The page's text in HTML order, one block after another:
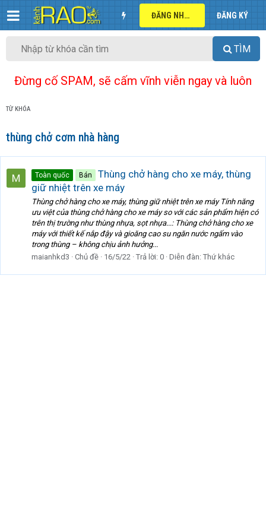
ĐĂNG NHẬP ĐĂNG KÝ
TÌM
Đừng cố SPAM, sẽ cấm vĩnh viễn ngay và luôn
TỪ KHÓA
thùng chở cơm nhà hàng
Toàn quốc Bán
Thùng chở hàng cho xe máy, thùng
giữ nhiệt trên xe máy
Thùng chở hàng cho xe máy, thùng giữ nhiệt trên xe máy Tính năng
ưu việt của thùng chở hàng cho xe máy so với các sản phẩm hiện có
trên thị trường như thùng nhựa, sọt nhựa...: Thùng chở hàng cho xe
máy với thiết kế nắp đậy và gioăng cao su ngăn nước ngấm vào
trong thùng – không chịu ảnh hưởng...
maianhkd3
Chủ đề 16/5/22 Trả lời: 0 Diễn đàn: Thứ khác